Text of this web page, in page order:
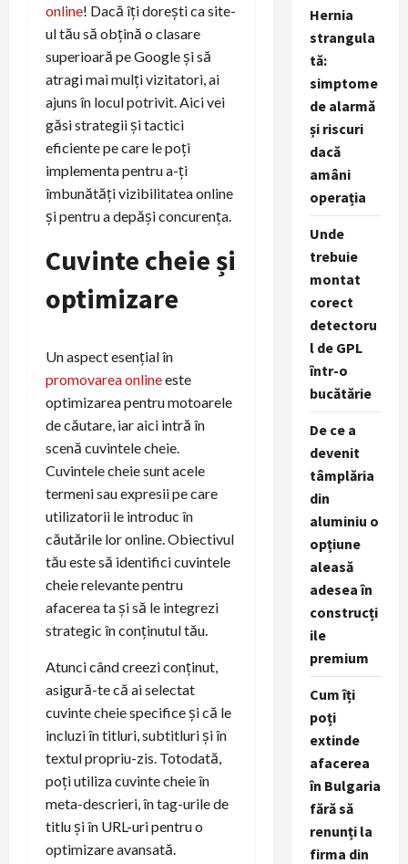
online! Dacă îți dorești ca site-
ul tău să obțină o clasare
superioară pe Google și să
atragi mai mulți vizitatori, ai
ajuns în locul potrivit. Aici vei
găsi strategii și tactici
eficiente pe care le poți
implementa pentru a-ți
îmbunătăți vizibilitatea online
și pentru a depăși concurența.
Cuvinte cheie și
optimizare
Un aspect esențial în
promovarea onlineeste
optimizarea pentru motoarele
de căutare, iar aici intră în
scenă cuvintele cheie.
Cuvintele cheie sunt acele
termeni sau expresii pe care
utilizatorii le introduc în
căutările lor online. Obiectivul
tău este să identifici cuvintele
cheie relevante pentru
afacerea ta și să le integrezi
strategic în conținutul tău.
Atunci când creezi conținut,
asigură-te că ai selectat
cuvinte cheie specifice și că le
incluzi în titluri, subtitluri și în
textul propriu-zis. Totodată,
poți utiliza cuvinte cheie în
meta-descrieri, în tag-urile de
titlu și în URL-uri pentru o
optimizare avansată.
Hernia
strangula
tă:
simptome
de alarmă
și riscuri
dacă
amâni
operația
Unde
trebuie
montat
corect
detectoru
l de GPL
într-o
bucătărie
De ce a
devenit
tâmplăria
din
aluminiu o
opțiune
aleasă
adesea în
construcți
ile
premium
Cum îți
poți
extinde
afacerea
în Bulgaria
fără să
renunți la
firma din